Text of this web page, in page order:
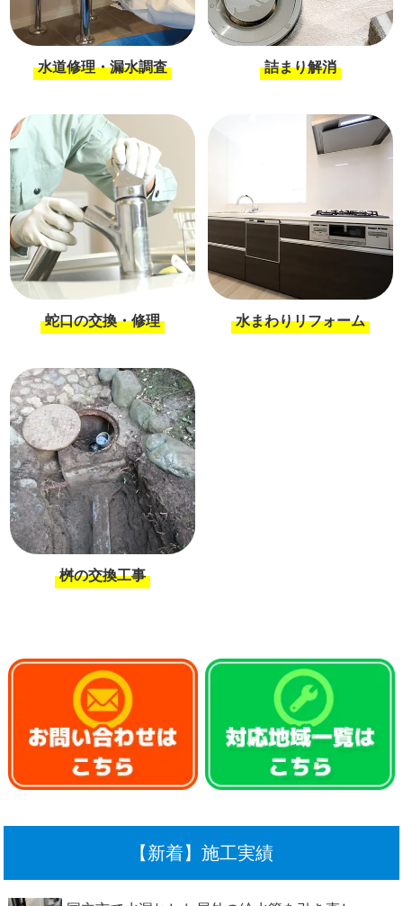
水道修理・漏水調査 詰まり解消
蛇口の交換・修理 水まわりリフォーム
桝の交換工事
【新着】施工実績